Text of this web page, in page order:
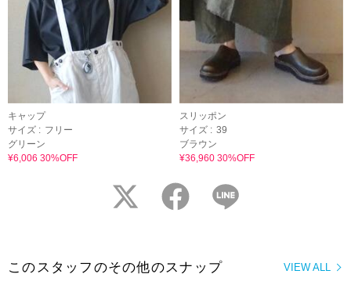
キャップ
サイズ : フリー
グリーン
¥6,006 30%OFF
スリッポン
サイズ : 39
ブラウン
¥36,960 30%OFF
twitter facebook
VIEW ALL
このスタッフのその他のスナップ